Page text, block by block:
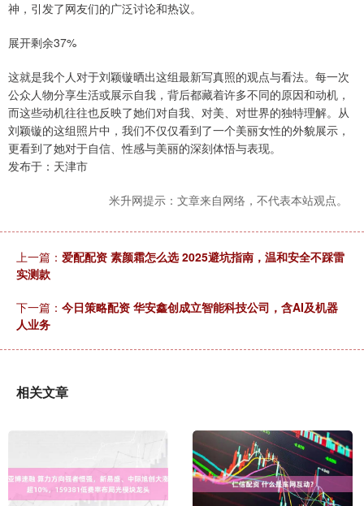
神，引发了网友们的广泛讨论和热议。
展开剩余37%
这就是我个人对于刘颖镟晒出这组最新写真照的观点与看法。每一次
公众人物分享生活或展示自我，背后都藏着许多不同的原因和动机，
而这些动机往往也反映了她们对自我、对美、对世界的独特理解。从
刘颖镟的这组照片中，我们不仅仅看到了一个美丽女性的外貌展示，
更看到了她对于自信、性感与美丽的深刻体悟与表现。
发布于：天津市
米升网提示：文章来自网络，不代表本站观点。
上一篇： 爱配配资 素颜霜怎么选 2025避坑指南，温和安全不踩雷
实测款
下一篇： 今日策略配资 华安鑫创成立智能科技公司，含AI及机器
人业务
相关文章